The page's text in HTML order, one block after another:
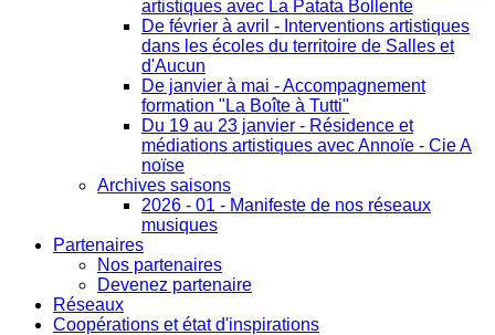
artistiques avec La Patata Bollente
De février à avril - Interventions artistiques
dans les écoles du territoire de Salles et
d'Aucun
De janvier à mai - Accompagnement
formation "La Boîte à Tutti"
Du 19 au 23 janvier - Résidence et
médiations artistiques avec Annoïe - Cie A
noïse
Archives saisons
2026 - 01 - Manifeste de nos réseaux
musiques
Partenaires
Nos partenaires
Devenez partenaire
Réseaux
Coopérations et état d'inspirations